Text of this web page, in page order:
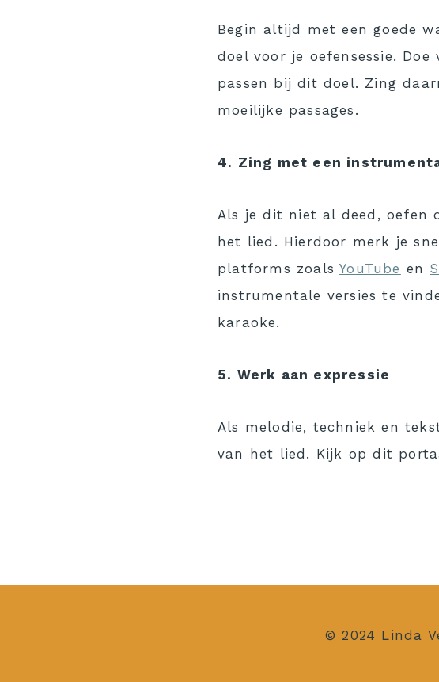
Begin altijd met een goede
doel voor je oefensessie.
passen bij dit doel. Zing
moeilijke passages.
4. Zing met een
Als je dit niet al deed, oefen
het lied. Hierdoor merk je
platforms zoalsYouTube en
instrumentale versies te
karaoke.
5. Werk aan expressie
Als melodie, techniek en
van het lied. Kijk op dit
© 2024 Linda